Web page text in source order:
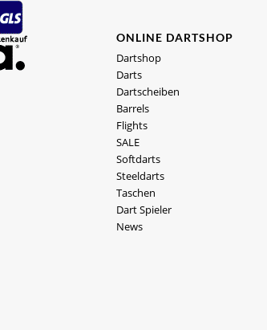
ONLINE DARTSHOP
Dartshop
Darts
Dartscheiben
Barrels
Flights
SALE
Softdarts
Steeldarts
Taschen
Dart Spieler
News